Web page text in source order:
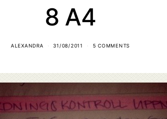
8 A4
ALEXANDRA 31/08/2011 5 COMMENTS